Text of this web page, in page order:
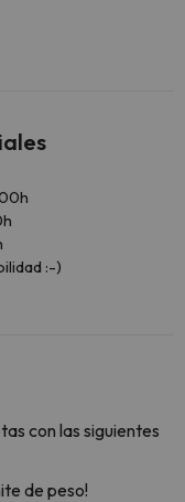
:-)
con las siguientes
de peso!